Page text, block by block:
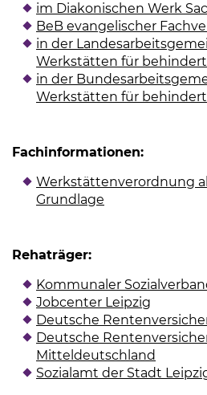
im Diakonischen Werk
BeB evangelischer
in der
Werkstätten für
in der
Werkstätten für
Fachinformationen:
Werkstättenverordnung
Grundlage
Rehaträger:
Kommunaler
Jobcenter Leipzig
Deutsche
Deutsche
Mitteldeutschland
Sozialamt der Stadt